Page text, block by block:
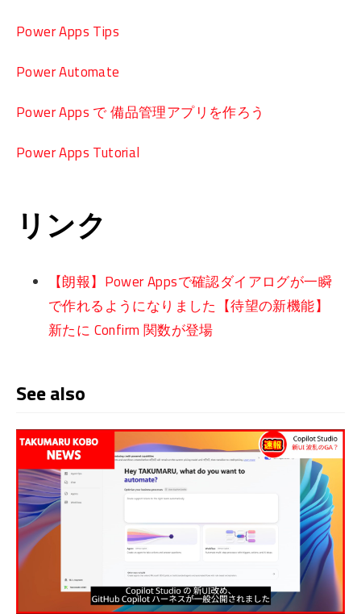
Power Apps Tips
Power Automate
Power Apps で 備品管理アプリを作ろう
Power Apps Tutorial
リンク
【朗報】Power Appsで確認ダイアログが一瞬
で作れるようになりました【待望の新機能】
新たに Confirm 関数が登場
See also